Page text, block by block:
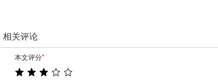
相关评论
本文评分*